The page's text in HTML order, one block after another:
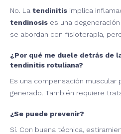
No. La tendinitis implica
tendinosis es una
se abordan con fisioterapia,
¿Por qué me duele detrás de
tendinitis rotuliana?
Es una compensación muscular
generado. También requiere
¿Se puede prevenir?
Sí. Con buena técnica,